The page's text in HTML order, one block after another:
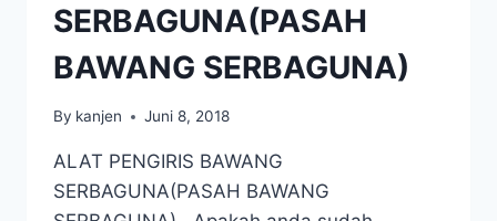
SERBAGUNA(PASAH
BAWANG SERBAGUNA)
By kanjen Juni 8, 2018
ALAT PENGIRIS BAWANG
SERBAGUNA(PASAH BAWANG